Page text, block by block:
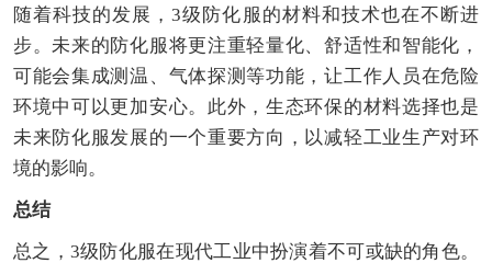
随着科技的发展，3级防化服的材料和技术也在不断进
步。未来的防化服将更注重轻量化、舒适性和智能化，
可能会集成测温、气体探测等功能，让工作人员在危险
环境中可以更加安心。此外，生态环保的材料选择也是
未来防化服发展的一个重要方向，以减轻工业生产对环
境的影响。
总结
总之，3级防化服在现代工业中扮演着不可或缺的角色。